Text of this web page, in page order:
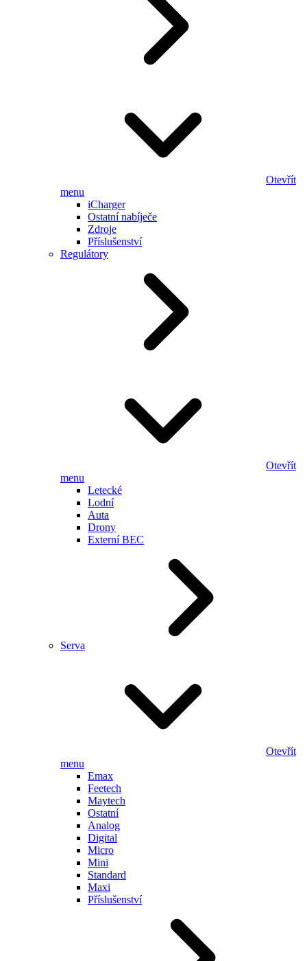
Otevřít
menu
iCharger
Ostatní nabíječe
Zdroje
Příslušenství
Regulátory
Otevřít
menu
Letecké
Lodní
Auta
Drony
Externí BEC
Serva
Otevřít
menu
Emax
Feetech
Maytech
Ostatní
Analog
Digital
Micro
Mini
Standard
Maxi
Příslušenství